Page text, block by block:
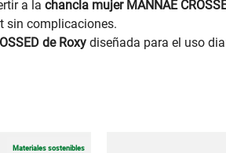
a la chancla mujer MANNAE
sin complicaciones.
de Roxydiseñada para el uso
Materiales sostenibles